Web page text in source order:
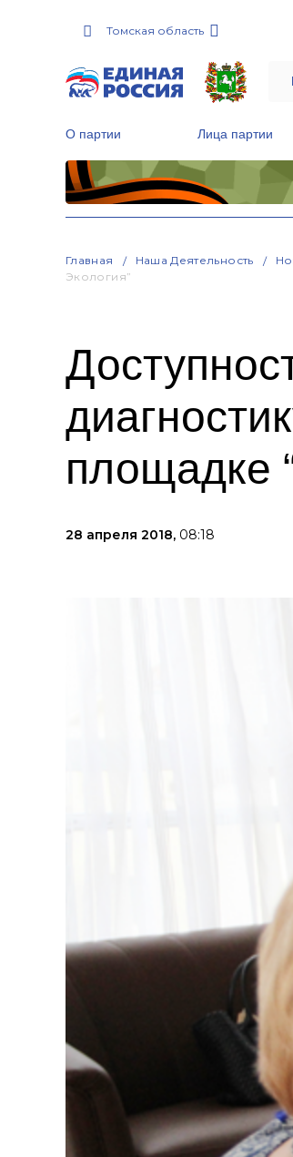
Томская область
О партии Лица партии
Главная Наша Деятельность
Экология”
площадке
28 апреля 2018, 08:18